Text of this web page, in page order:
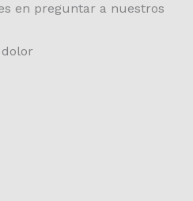
en preguntar a nuestros